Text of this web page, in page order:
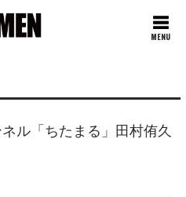
MENU
ル「ちたまる」田村侑久